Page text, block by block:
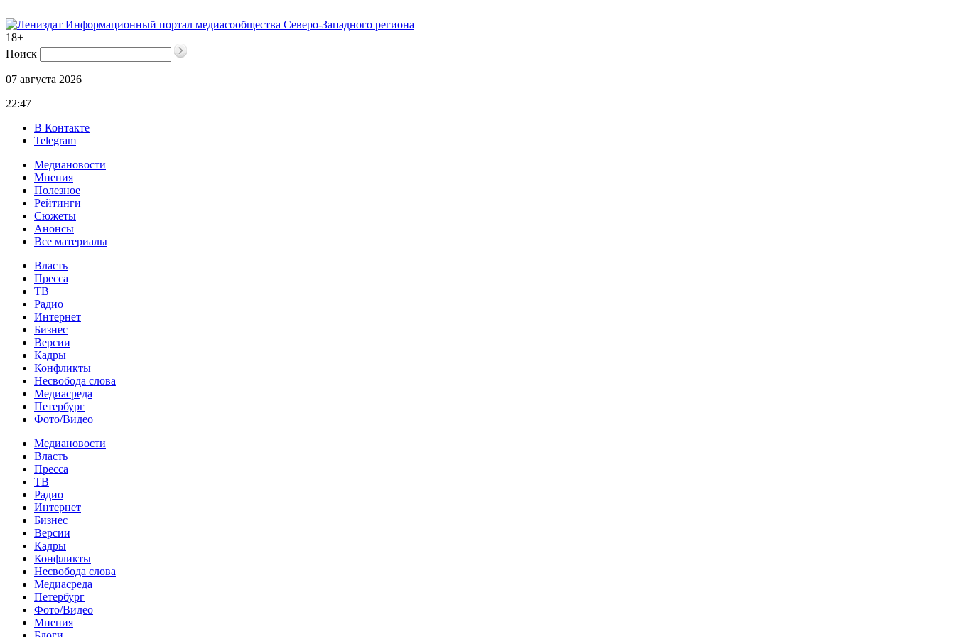
Информационный портал медиасообщества Северо-Западного региона
18+
Поиск
07 августа 2026
22:47
В Контакте
Telegram
Медиановости
Мнения
Полезное
Рейтинги
Сюжеты
Анонсы
Все материалы
Власть
Пресса
ТВ
Радио
Интернет
Бизнес
Версии
Кадры
Конфликты
Несвобода слова
Медиасреда
Петербург
Фото/Видео
Медиановости
Власть
Пресса
ТВ
Радио
Интернет
Бизнес
Версии
Кадры
Конфликты
Несвобода слова
Медиасреда
Петербург
Фото/Видео
Мнения